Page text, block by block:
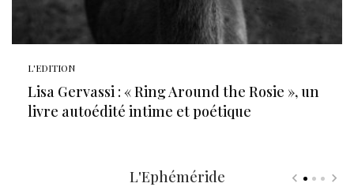
L'EDITION
Lisa Gervassi : « Ring Around the Rosie », un
livre autoédité intime et poétique
L'Ephéméride